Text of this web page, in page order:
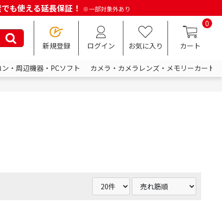
も使える延長保証！ ※一部対象外あり
新規登録 ログイン お気に入り
0
カート
ン・周辺機器・PCソフト
カメラ・カメラレンズ・メモリーカード